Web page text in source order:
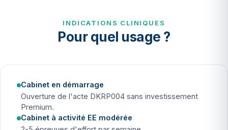
INDICATIONS CLINIQUES
Pour quel usage ?
Cabinet en démarrage
Ouverture de l'acte DKRP004 sans investissement
Premium.
Cabinet à activité EE modérée